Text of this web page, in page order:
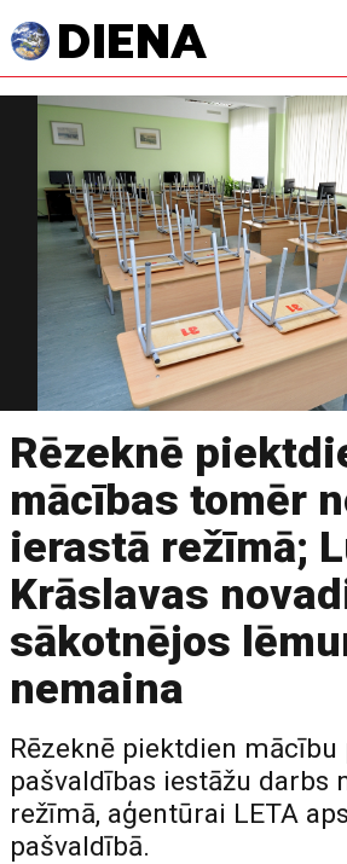
Rēzeknē
mācības tomēr
ierastā režīmā;
Krāslavas
sākotnējos
nemaina
Rēzeknē piektdien
pašvaldības iestāžu darbs
režīmā, aģentūrai LETA
pašvaldībā.